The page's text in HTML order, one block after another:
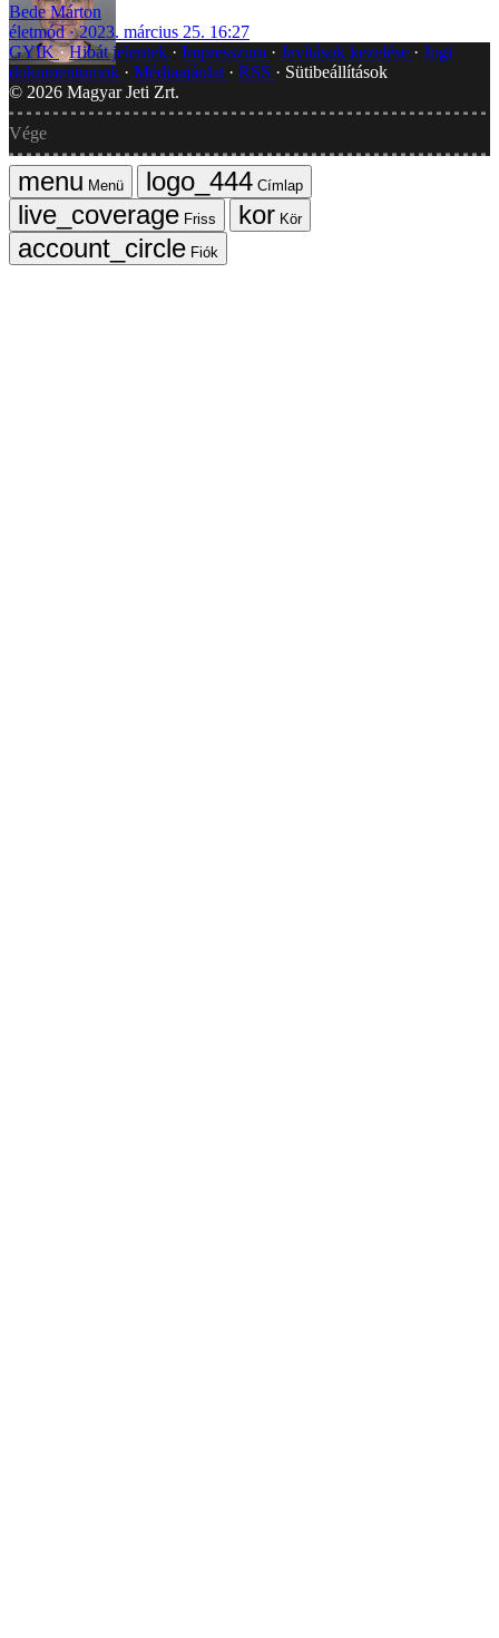
Bede Márton
életmód
2023. március 25. 16:27
GYIK Hibát jelentek Impresszum Javítások kezelése
Jogi
dokumentumok
Médiaajánlat RSS
Sütibeállítások
© 2026 Magyar Jeti Zrt.
Vége
Menü
Címlap
Friss
Kör
Fiók